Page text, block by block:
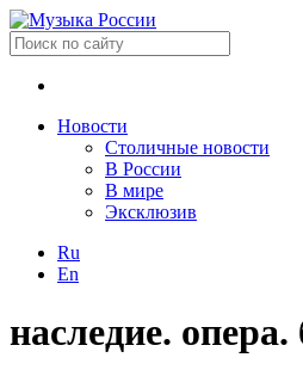
Новости
Столичные новости
В России
В мире
Эксклюзив
Ru
En
наследие. опера.